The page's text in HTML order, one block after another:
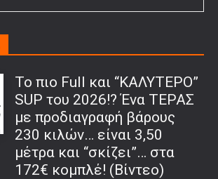
To πιο Full και “ΚΑΛΥΤΕΡΟ”
SUP του 2026!? Ένα ΤΕΡΑΣ
με προδιαγραφή βάρους
230 κιλών… είναι 3,50
μέτρα και “σκίζει”… στα
172€ κομπλέ! (Βίντεο)